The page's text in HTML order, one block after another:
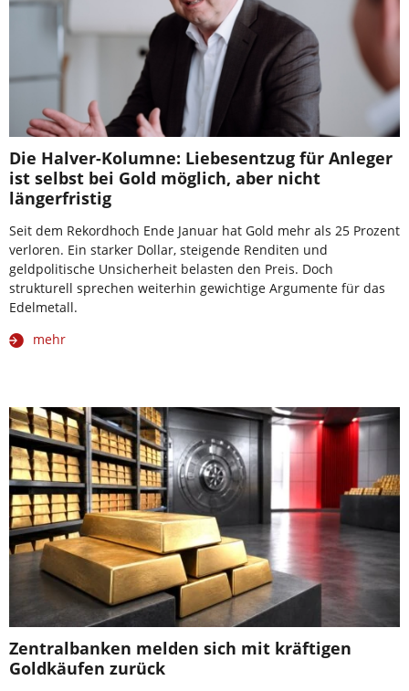
Die Halver-Kolumne: Liebesentzug für Anleger
ist selbst bei Gold möglich, aber nicht
längerfristig
Seit dem Rekordhoch Ende Januar hat Gold mehr als 25 Prozent
verloren. Ein starker Dollar, steigende Renditen und
geldpolitische Unsicherheit belasten den Preis. Doch
strukturell sprechen weiterhin gewichtige Argumente für das
Edelmetall.
mehr
Zentralbanken melden sich mit kräftigen
Goldkäufen zurück